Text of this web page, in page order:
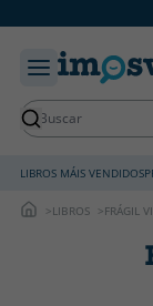
LIBROS MÁIS VENDIDOS
LIBROS FRÁGIL